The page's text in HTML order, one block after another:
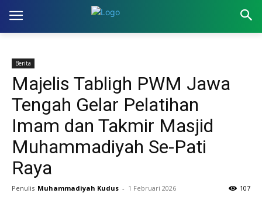
Berita
Majelis Tabligh PWM Jawa
Tengah Gelar Pelatihan
Imam dan Takmir Masjid
Muhammadiyah Se-Pati
Raya
Penulis Muhammadiyah Kudus - 1 Februari 2026 107